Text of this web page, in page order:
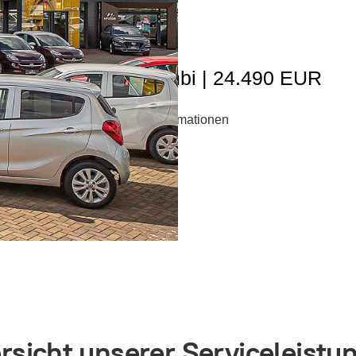
Hyundai i30 Kombi | 24.490 EUR
Mehr Informationen